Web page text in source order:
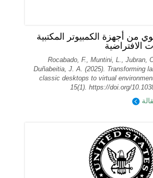
من أجهزة الكمبيوتر المكتبية
الافتراضية
Rocabado, F., Muntini, L., Jubran,
Duñabeitia, J. A. (2025). Transforming
classic desktops to virtual
15(1). https://doi.org/